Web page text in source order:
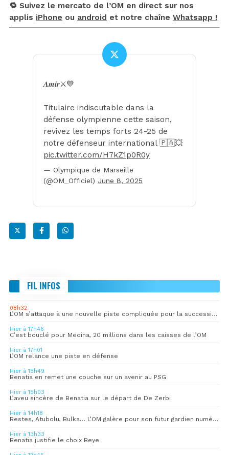
🔁 Suivez le mercato de l’OM en direct sur nos
applis iPhone ou android et notre chaîne Whatsapp !
𝑨𝒎𝒊𝒓⚔️💙
Titulaire indiscutable dans la
défense olympienne cette saison,
revivez les temps forts 24-25 de
notre défenseur international 🇵🇦💥
pic.twitter.com/H7kZ1p0R0y
— Olympique de Marseille
(@OM_Officiel) June 8, 2025
FIL INFOS
08h32
L’OM s’attaque à une nouvelle piste compliquée pour la succession de Rulli
Hier à 17h46
C’est bouclé pour Medina, 20 millions dans les caisses de l’OM
Hier à 17h01
L’OM relance une piste en défense
Hier à 15h49
Benatia en remet une couche sur un avenir au PSG
Hier à 15h03
L’aveu sincère de Benatia sur le départ de De Zerbi
Hier à 14h18
Restes, Atubolu, Bulka… L’OM galère pour son futur gardien numéro 1
Hier à 13h33
Benatia justifie le choix Beye